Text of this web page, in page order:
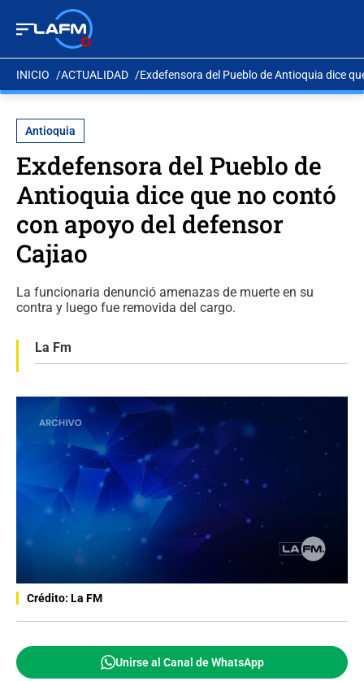
INICIO ACTUALIDAD Exdefensora del Pueblo de Antioquia dice
Antioquia
Exdefensora del Pueblo de
Antioquia dice que no contó
con apoyo del defensor
Cajiao
La funcionaria denunció amenazas de muerte en su
contra y luego fue removida del cargo.
La Fm
Crédito: La FM
Unirse al Canal de WhatsApp